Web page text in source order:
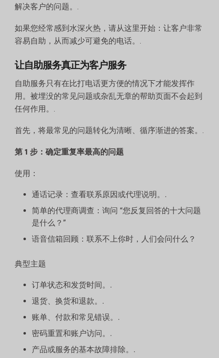
解决客户的问题。.
如果您经常感到水深火热，请从这里开始：让客户非常
容易自助，从而减少可避免的电话。.
让自助服务真正为客户服务
自助服务只有在比打电话更方便的情况下才能发挥作
用。被埋没的常见问题或杂乱无章的帮助页面不会起到
任何作用。.
首先，将最常见的问题转化为清晰、循序渐进的答案。.
第 1 步：确定重复率最高的问题
使用：
通话记录：查看联系原因或代理说明。.
简单的代理商调查：询问 “您反复回答的十大问题
是什么？”
语音信箱回顾：联系不上你时，人们会问什么？
典型主题
订单状态和发货时间。.
退货、换货和退款。.
账单、付款和常见错误。.
密码重置和账户访问。.
产品或服务的基本故障排除。.